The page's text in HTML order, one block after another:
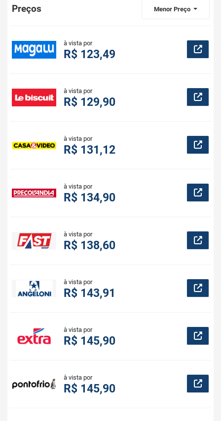
Preços Menor Preço
à vista por
R$ 123,49
à vista por
R$ 129,90
à vista por
R$ 131,12
à vista por
R$ 134,90
à vista por
R$ 138,60
à vista por
R$ 143,91
à vista por
R$ 145,90
à vista por
R$ 145,90